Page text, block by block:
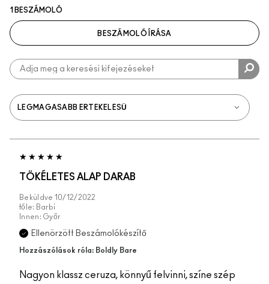
1 BESZÁMOLÓ
BESZÁMOLÓ ÍRÁSA
TÖKÉLETES ALAP DARAB
Beküldve 10/12/2022
tőle: Barbi
Innen: Győr
Ellenörzött Beszámolókészítő
Hozzászólások róla: Boldly Bare
Nagyon klassz ceruza, könnyű felvinni, színe szép